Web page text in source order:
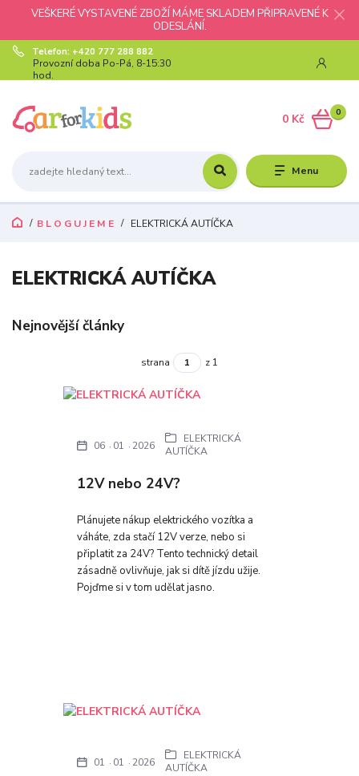
VEŠKERÉ VYSTAVENÉ ZBOŽÍ MÁME SKLADEM PŘIPRAVENÉ K
ODESLÁNÍ.
Menu
Telefon: +420 777 288 882
Provozní doba Po-Pá, 8-15:30
hod.
0
0 Kč
B L O G U J E M E ELEKTRICKÁ AUTÍČKA
ELEKTRICKÁ AUTÍČKA
Nejnovější články
strana z 1
12V nebo 24V?
06 01 2026
ELEKTRICKÁ
AUTÍČKA
Plánujete nákup elektrického vozítka a
váháte, zda stačí 12V verze, nebo si
připlatit za 24V? Tento technický detail
zásadně ovlivňuje, jak si dítě jízdu užije.
Pojďme si v tom udělat jasno.
01 01 2026
ELEKTRICKÁ
AUTÍČKA